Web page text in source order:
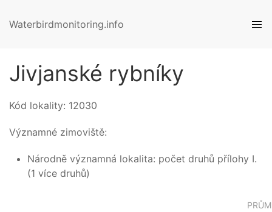
Waterbirdmonitoring.info
Jivjanské rybníky
Kód lokality: 12030
Významné zimoviště:
Národně významná lokalita: počet druhů přílohy I.
(1 více druhů)